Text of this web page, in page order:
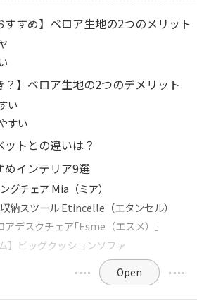
すすめ】ベロア生地の2つのメリット
？】ベロア生地の2つのデメリット
い
すい
トとの違いは？
めインテリア9選
グチェア Mia（ミア）
納スツール Etincelle（エタンセル）
アデスクチェア｢Esme（エスメ）｣
】ビッグクッションソファ
Open